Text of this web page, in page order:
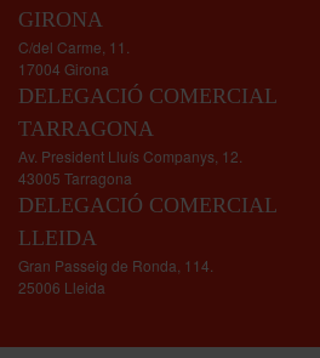
GIRONA
C/del Carme, 11.
17004 Girona
DELEGACIÓ COMERCIAL
TARRAGONA
Av. President Lluís Companys, 12.
43005 Tarragona
DELEGACIÓ COMERCIAL
LLEIDA
Gran Passeig de Ronda, 114.
25006 Lleida